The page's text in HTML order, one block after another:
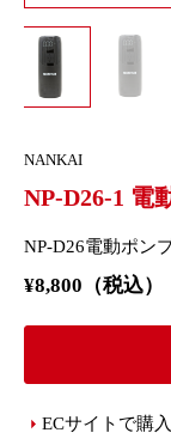
NANKAI
NP-D26-1 電
NP-D26電動ポン
¥8,800（税込）
ECサイトで購